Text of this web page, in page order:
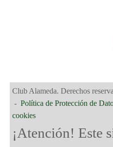
Club Alameda. Derechos
- Política de Protección de
cookies
¡Atención! Este